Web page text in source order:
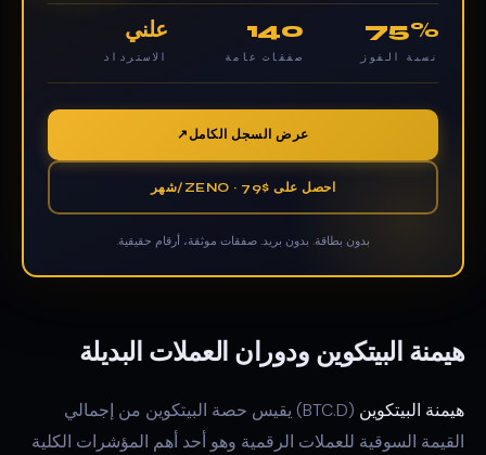
75%
نسبة الفوز
140
صفقات عامة
علني
الاسترداد
عرض السجل الكامل
احصل على ZENO · 79$/شهر
بدون بطاقة. بدون بريد. صفقات موثقة، أرقام حقيقية.
هيمنة البيتكوين ودوران العملات البديلة
هيمنة البيتكوين
(BTC.D) يقيس حصة البيتكوين من إجمالي
القيمة السوقية للعملات الرقمية وهو أحد أهم المؤشرات الكلية